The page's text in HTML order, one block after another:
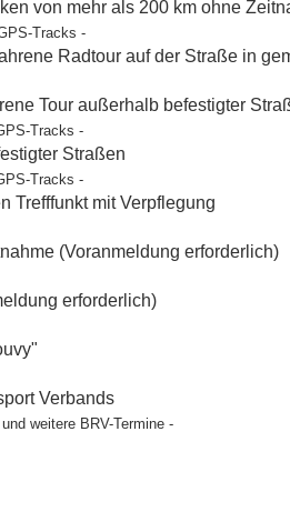
von mehr als 200 km ohne
Tracks -
Radtour auf der Straße in
Tour außerhalb befestigter
Tracks -
Straßen
Tracks -
Trefffunkt mit Verpflegung
(Voranmeldung erforderlich)
erforderlich)
Verbands
weitere BRV-Termine -